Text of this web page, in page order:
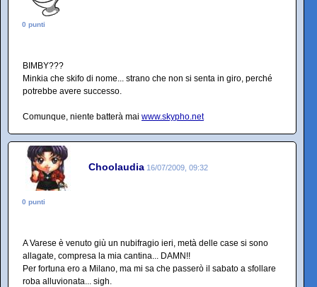
0 punti
BIMBY???
Minkia che skifo di nome... strano che non si senta in giro, perché
potrebbe avere successo.
Comunque, niente batterà mai www.skypho.net
Choolaudia 16/07/2009, 09:32
0 punti
A Varese è venuto giù un nubifragio ieri, metà delle case si sono
allagate, compresa la mia cantina... DAMN!!
Per fortuna ero a Milano, ma mi sa che passerò il sabato a sfollare
roba alluvionata... sigh.